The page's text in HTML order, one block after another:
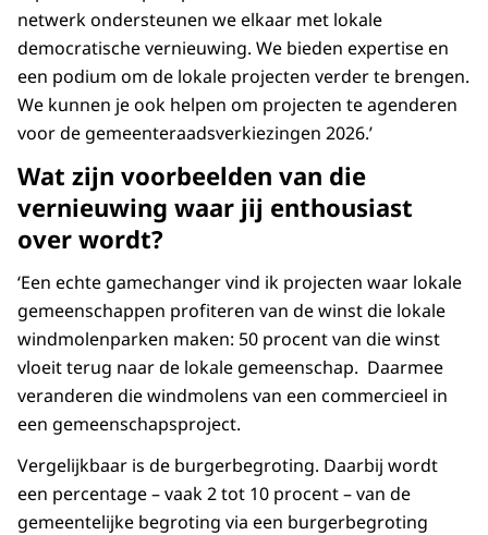
netwerk ondersteunen we elkaar met lokale
democratische vernieuwing. We bieden expertise en
een podium om de lokale projecten verder te brengen.
We kunnen je ook helpen om projecten te agenderen
voor de gemeenteraadsverkiezingen 2026.’
Wat zijn voorbeelden van die
vernieuwing waar jij enthousiast
over wordt?
‘Een echte gamechanger vind ik projecten waar lokale
gemeenschappen profiteren van de winst die lokale
windmolenparken maken: 50 procent van die winst
vloeit terug naar de lokale gemeenschap. Daarmee
veranderen die windmolens van een commercieel in
een gemeenschapsproject.
Vergelijkbaar is de burgerbegroting. Daarbij wordt
een percentage – vaak 2 tot 10 procent – van de
gemeentelijke begroting via een burgerbegroting